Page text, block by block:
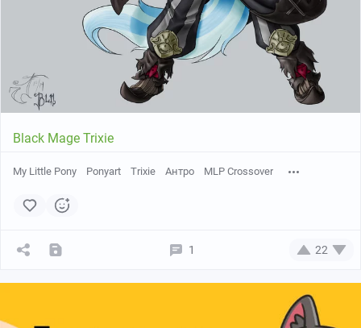
Black Mage Trixie
My Little Pony Ponyart Trixie Антро MLP Crossover
1 22